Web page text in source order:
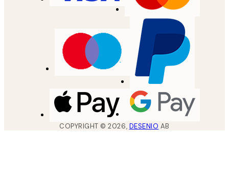
COPYRIGHT ©2026, DESENIO AB